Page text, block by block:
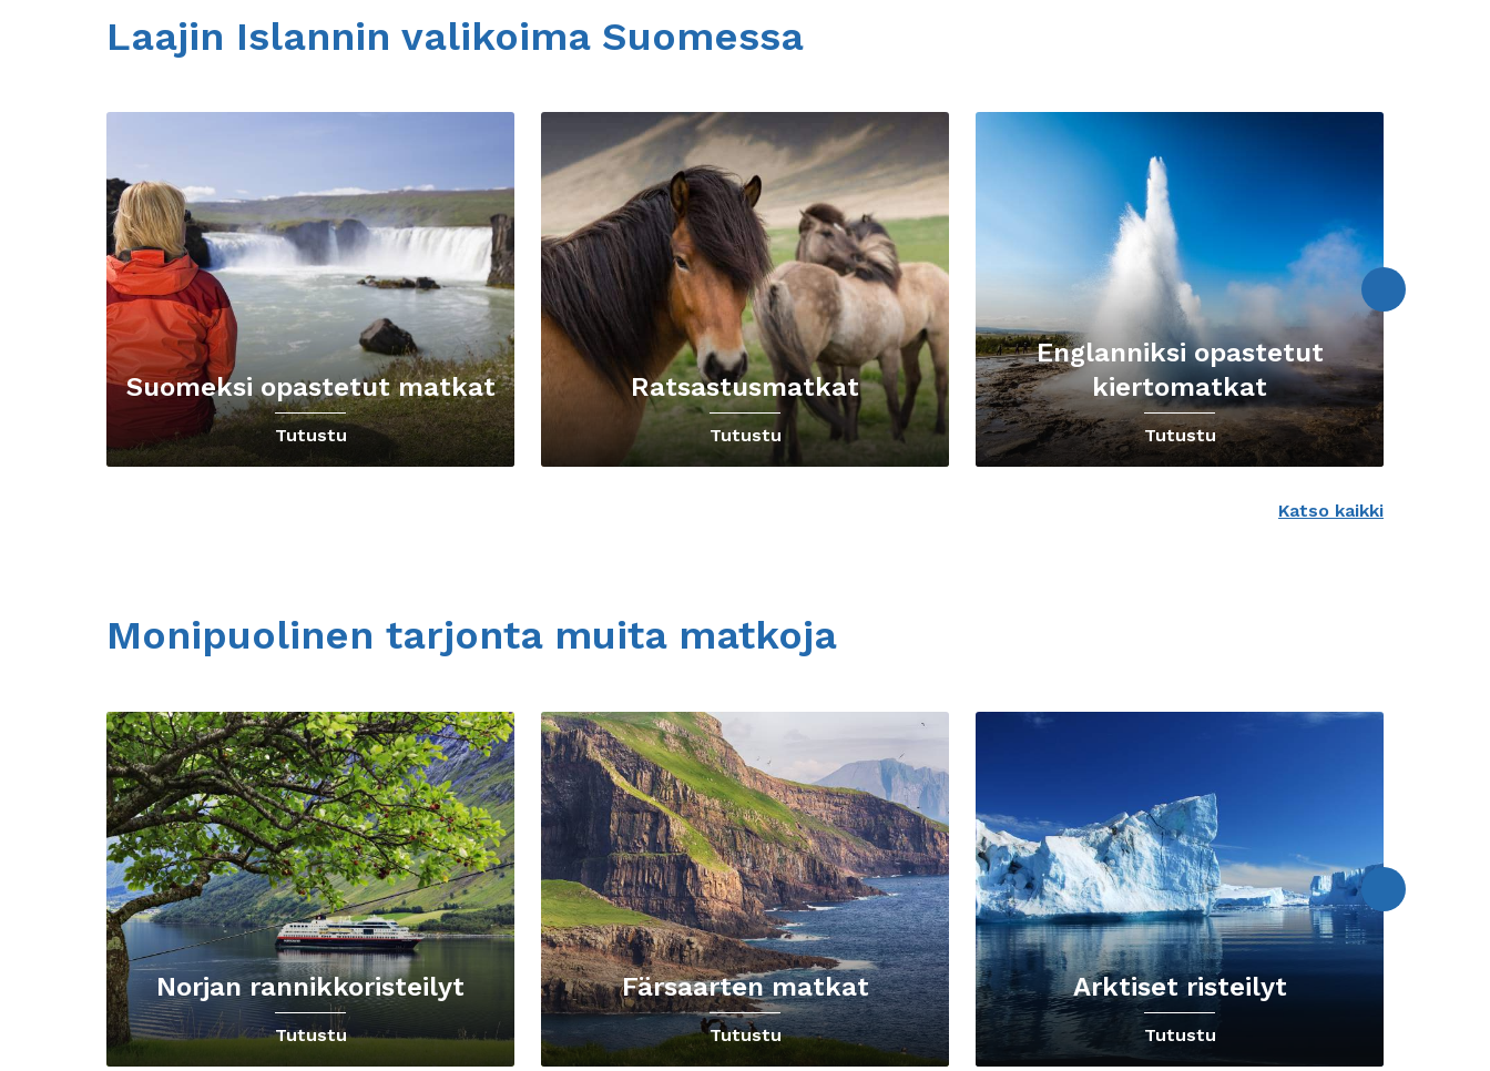
Laajin Islannin valikoima Suomessa
Suomeksi opastetut matkat
Tutustu
Ratsastusmatkat
Tutustu
Englanniksi opastetut
kiertomatkat
Tutustu
Katso kaikki
Monipuolinen tarjonta muita matkoja
Norjan rannikkoristeilyt
Tutustu
Färsaarten matkat
Tutustu
Arktiset risteilyt
Tutustu